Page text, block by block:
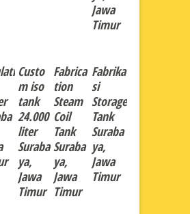
Jawa
Timur
Custo
m iso
tank
24.000
liter
Suraba
ya,
Jawa
Timur
Fabrica
tion
Steam
Coil
Tank
Suraba
ya,
Jawa
Timur
Fabrika
si
Storage
Tank
Suraba
ya,
Jawa
Timur